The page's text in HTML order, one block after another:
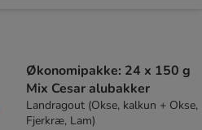
Økonomipakke: 24 x 150 g
Mix Cesar alubakker
Landragout (Okse, kalkun + Okse,
Fjerkræ, Lam)